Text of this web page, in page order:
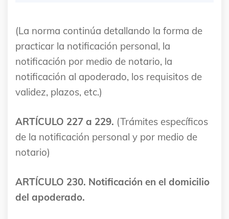
(La norma continúa detallando la forma de
practicar la notificación personal, la
notificación por medio de notario, la
notificación al apoderado, los requisitos de
validez, plazos, etc.)
ARTÍCULO 227 a 229. (Trámites específicos
de la notificación personal y por medio de
notario)
ARTÍCULO 230. Notificación en el domicilio
del apoderado.